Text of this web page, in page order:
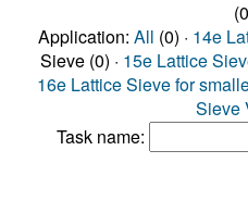
Application: All (0) · 14e
Sieve (0) · 15e Lattice
16e Lattice Sieve for
Sieve
Task name: